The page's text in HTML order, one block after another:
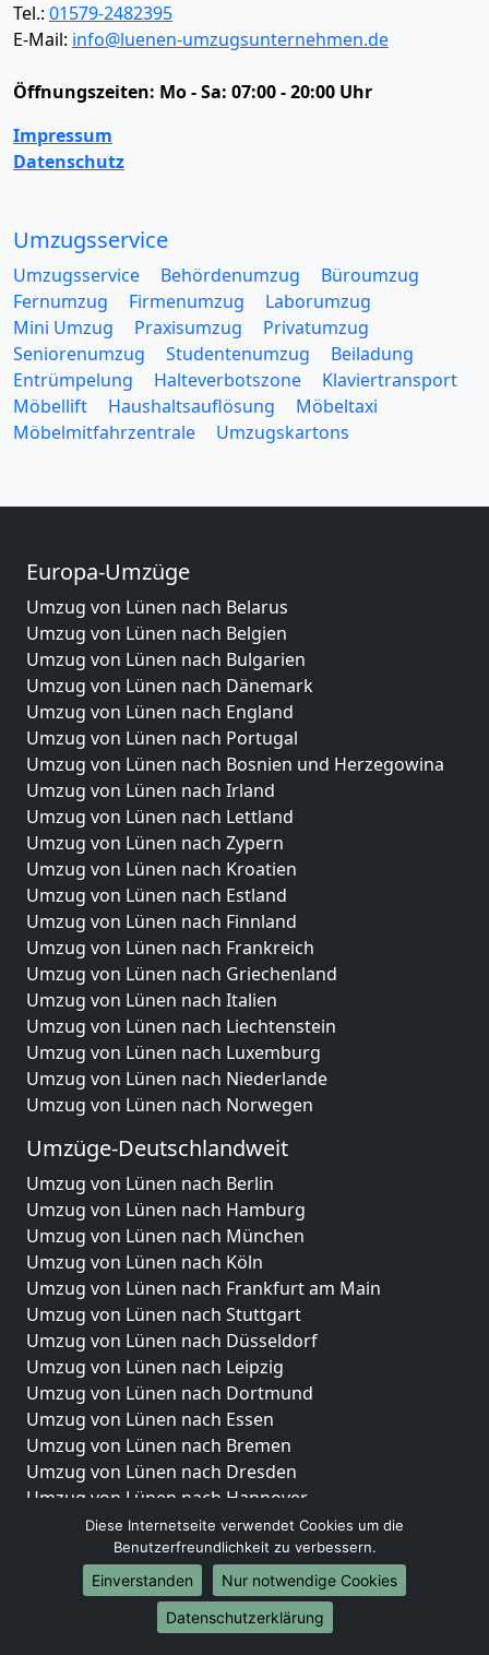
Tel.: 01579-2482395
E-Mail: info@luenen-umzugsunternehmen.de
Öffnungszeiten: Mo - Sa: 07:00 - 20:00 Uhr
Impressum
Datenschutz
Umzugsservice
Umzugsservice Behördenumzug
Büroumzug
Fernumzug
Firmenumzug
Laborumzug
Mini Umzug
Praxisumzug
Privatumzug
Seniorenumzug
Studentenumzug
Beiladung
Entrümpelung
Halteverbotszone
Klaviertransport
Möbellift
Haushaltsauflösung
Möbeltaxi
Möbelmitfahrzentrale
Umzugskartons
Europa-Umzüge
Umzug von Lünen nach Belarus
Umzug von Lünen nach Belgien
Umzug von Lünen nach Bulgarien
Umzug von Lünen nach Dänemark
Umzug von Lünen nach England
Umzug von Lünen nach Portugal
Umzug von Lünen nach Bosnien und Herzegowina
Umzug von Lünen nach Irland
Umzug von Lünen nach Lettland
Umzug von Lünen nach Zypern
Umzug von Lünen nach Kroatien
Umzug von Lünen nach Estland
Umzug von Lünen nach Finnland
Umzug von Lünen nach Frankreich
Umzug von Lünen nach Griechenland
Umzug von Lünen nach Italien
Umzug von Lünen nach Liechtenstein
Umzug von Lünen nach Luxemburg
Umzug von Lünen nach Niederlande
Umzug von Lünen nach Norwegen
Umzüge-Deutschlandweit
Umzug von Lünen nach Berlin
Umzug von Lünen nach Hamburg
Umzug von Lünen nach München
Umzug von Lünen nach Köln
Umzug von Lünen nach Frankfurt am Main
Umzug von Lünen nach Stuttgart
Umzug von Lünen nach Düsseldorf
Umzug von Lünen nach Leipzig
Umzug von Lünen nach Dortmund
Umzug von Lünen nach Essen
Umzug von Lünen nach Bremen
Umzug von Lünen nach Dresden
Umzug von Lünen nach Hannover
Umzug von Lünen nach Nürnberg
Umzug von Lünen nach Duisburg
Umzug von Lünen nach Bochum
Umzug von Lünen nach Wuppertal
Umzug von Lünen nach Bielefeld
Diese Internetseite verwendet Cookies um die
Benutzerfreundlichkeit zu verbessern.
Einverstanden
Nur notwendige Cookies
Datenschutzerklärung